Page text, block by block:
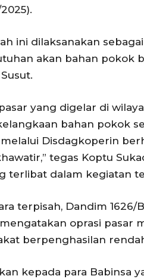
ini dilaksanakan
akan bahan pokok
yang digelar di
bahan pokok
Disdagkoperin
tegas Koptu
terlibat dalam kegiatan
terpisah, Dandim 1626/
mengatakan oprasi
berpenghasilan
kepada para Babinsa